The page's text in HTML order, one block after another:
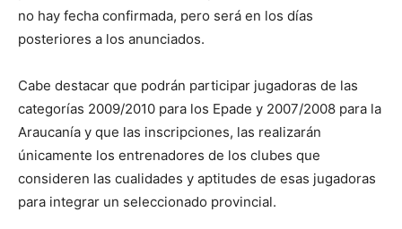
no hay fecha confirmada, pero será en los días
posteriores a los anunciados.
Cabe destacar que podrán participar jugadoras de las
categorías 2009/2010 para los Epade y 2007/2008 para la
Araucanía y que las inscripciones, las realizarán
únicamente los entrenadores de los clubes que
consideren las cualidades y aptitudes de esas jugadoras
para integrar un seleccionado provincial.